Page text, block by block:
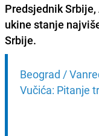
Predsjednik Srbije,
ukine stanje
Srbije.
Beograd /
Vučića: Pitanje